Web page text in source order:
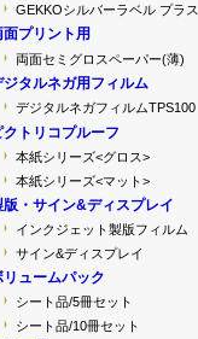
GEKKOシルバーラベル プラス
面プリント用
両面セミグロスペーパー(薄)
ジタルネガ用フィルム
デジタルネガフィルムTPS100
クトリコプルーフ
本紙シリーズ<グロス>
本紙シリーズ<マット>
版・サイン&ディスプレイ
インクジェット製版フィルム
サイン&ディスプレイ
リュームパック
シート品/5冊セット
シート品/10冊セット